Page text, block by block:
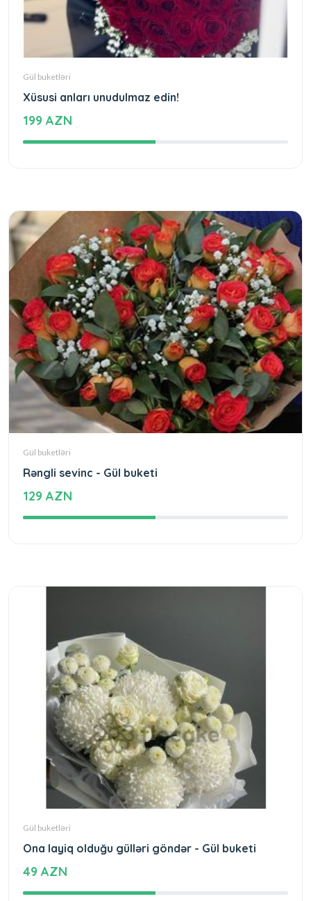
Gül buketləri
Xüsusi anları unudulmaz edin!
199 AZN
Gül buketləri
Rəngli sevinc - Gül buketi
129 AZN
Gül buketləri
Ona layiq olduğu gülləri göndər - Gül buketi
49 AZN